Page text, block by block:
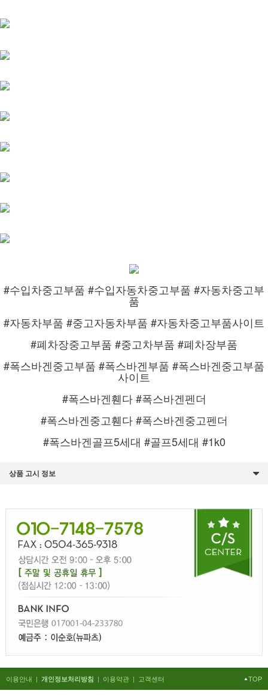
#수입차중고부품 #수입자동차중고부품 #자동차중고부
품
#자동차부품 #중고자동차부품 #자동차중고부품사이트
#폐차장중고부품 #중고차부품 #폐차장부품
#폭스바겐중고부품 #폭스바겐부품 #폭스바겐중고부품
사이트
#폭스바겐휀다 #폭스바겐펜더
#폭스바겐중고휀다 #폭스바겐중고펜더
#폭스바겐골프5세대 #골프5세대 #1k0
상품 고시 정보
이용안내 | 개인정보처리방침 | 이용약관 | 고객센터 TOP